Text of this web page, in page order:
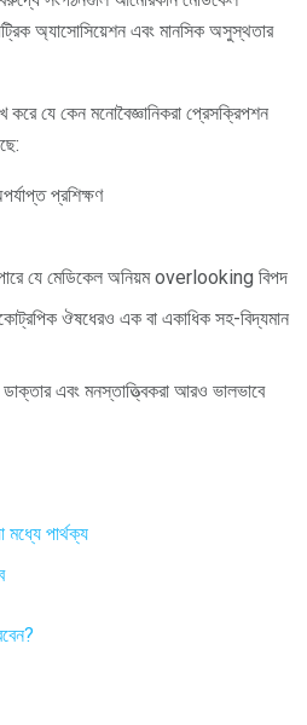
অ্যাসোসিয়েশন এবং মানসিক অসুস্থতার
করে যে কেন মনোবৈজ্ঞানিকরা প্রেসক্রিপশন
প্রশিক্ষণ
যে মেডিকেল অনিয়ম overlooking বিপদ
ঔষধেরও এক বা একাধিক সহ-বিদ্যমান
এবং মনস্তাত্ত্বিকরা আরও ভালভাবে
মধ্যে পার্থক্য